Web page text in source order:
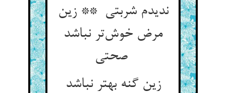
ندیدم شربتی ** زین
مرض خوش‌تر نباشد
صحتی
زین گنه بهتر نباشد